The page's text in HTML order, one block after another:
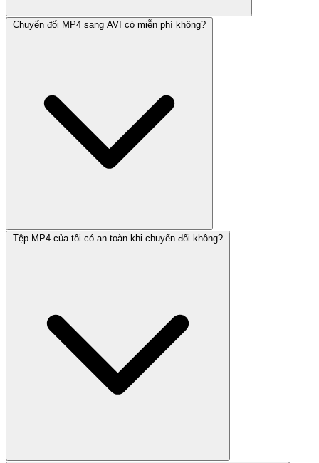
Chuyển đổi MP4 sang AVI có miễn phí không?
Tệp MP4 của tôi có an toàn khi chuyển đổi không?